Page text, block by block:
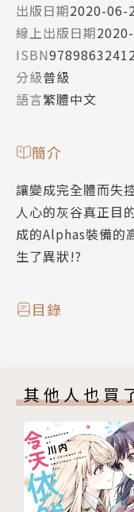
出版日期2020-06-
線上出版日期
ISBN
分級普級
語言繁體中文
簡介
讓變成完全體而失
人心的灰谷真正目
成的Alphas裝備的
生了異狀!?
目錄
其他人也買